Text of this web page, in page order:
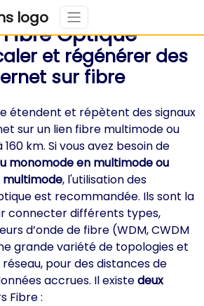
Optique
et régénérer des
sur fibre
étendent et répètent des signaux
sur un lien fibre multimode ou
km. Si vous avez besoin de
monomode en multimode ou
multimode, l'utilisation des
est recommandée. Ils sont la
connecter différents types,
d’onde de fibre (WDM, CWDM
grande variété de topologies et
pour des distances de
accrues. Il existedeux
Fibre :